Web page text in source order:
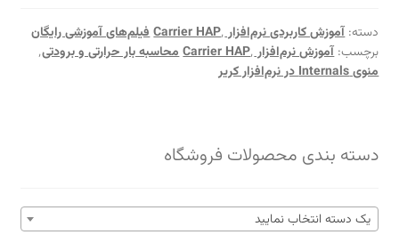
HAP
–
منوی
روشنایی
دسته:آموزش کاربردی نرم‌افزار Carrier HAP٬
فیلم‌های آموزشی رایگان
برچسب:آموزش نرم‌افزار Carrier HAP٬ محاسبه بار حرارتی و برودتی٬
منوی Internals در نرم‌افزار کریر
دسته بندی محصولات فروشگاه
یک دسته انتخاب نمایید